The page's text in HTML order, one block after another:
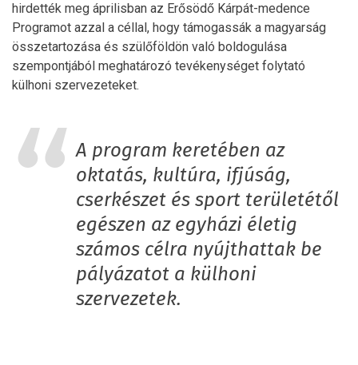
hirdették meg áprilisban az Erősödő Kárpát-medence
Programot azzal a céllal, hogy támogassák a magyarság
összetartozása és szülőföldön való boldogulása
szempontjából meghatározó tevékenységet folytató
külhoni szervezeteket.
A program keretében az
oktatás, kultúra, ifjúság,
cserkészet és sport területétől
egészen az egyházi életig
számos célra nyújthattak be
pályázatot a külhoni
szervezetek.